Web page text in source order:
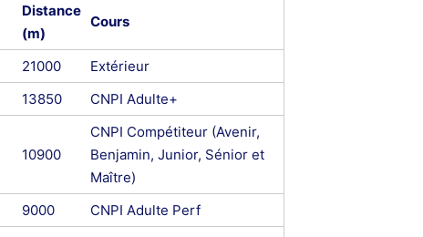
Distance
(m)
Cours
21000
Extérieur
13850 CNPI Adulte+
10900
CNPI Compétiteur (Avenir,
Benjamin, Junior, Sénior et
Maître)
9000
CNPI Adulte Perf